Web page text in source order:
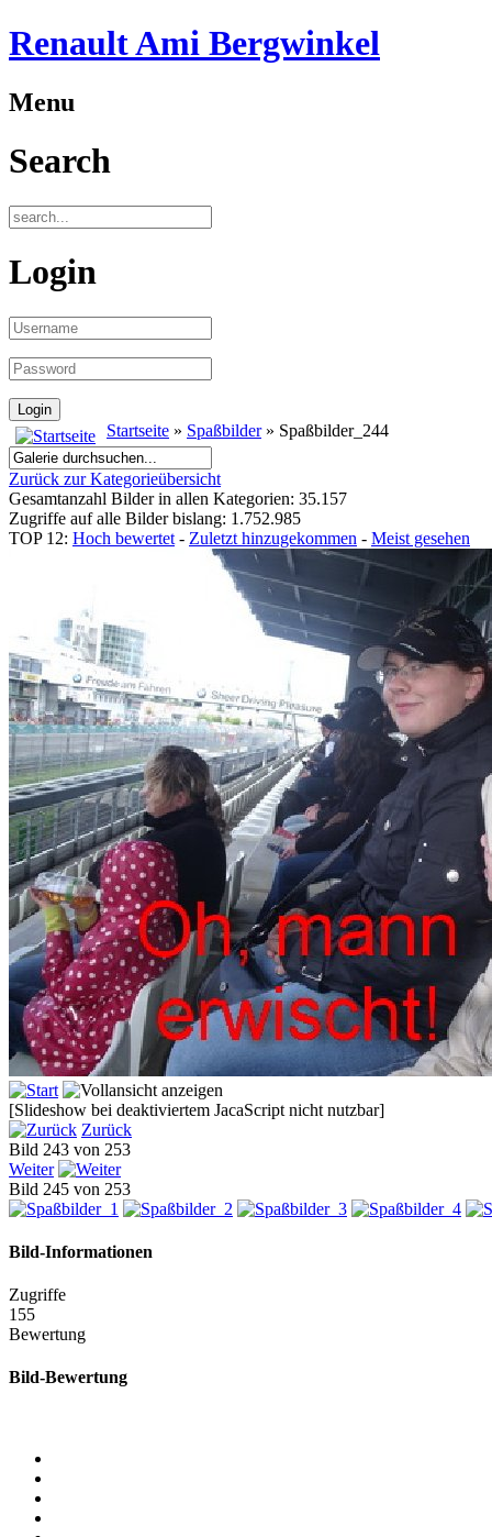
Renault Ami Bergwinkel
Menu
Search
Login
Startseite » Spaßbilder» Spaßbilder_244
Zurück zur Kategorieübersicht
Gesamtanzahl Bilder in allen Kategorien: 35.157
Zugriffe auf alle Bilder bislang: 1.752.985
TOP 12: Hoch bewertet - Zuletzt hinzugekommen - Meist gesehen
[Slideshow bei deaktiviertem JacaScript nicht nutzbar]
Zurück
Bild 243 von 253
Weiter
Bild 245 von 253
Bild-Informationen
Zugriffe
155
Bewertung
Bild-Bewertung